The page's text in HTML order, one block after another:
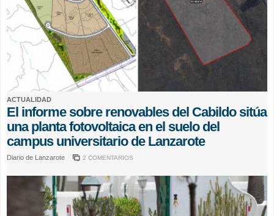
ACTUALIDAD
El informe sobre renovables del Cabildo sitúa
una planta fotovoltaica en el suelo del
campus universitario de Lanzarote
Diario de Lanzarote 2 COMENTARIOS